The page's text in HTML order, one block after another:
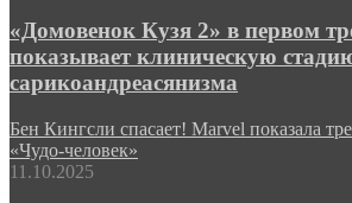
«Домовенок Кузя 2» в первом
показывает клиническую
сарикоандреасянизма
Бен Кингсли спасает! Marvel показала
«Чудо-человек»
11.10.2025